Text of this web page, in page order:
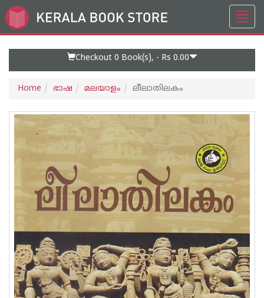
Go
to
Checkout 0 Book(s), - Rs 0.00
Home ഭാഷ മലയാളം ലീലാതിലകം